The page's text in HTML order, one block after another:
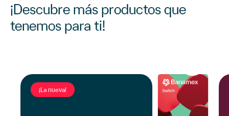
¡Descubre más productosque
tenemos para ti!